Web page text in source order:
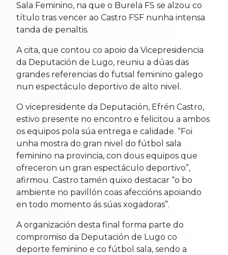
Sala Feminino, na que o Burela FS se alzou co
título tras vencer ao Castro FSF nunha intensa
tanda de penaltis.
A cita, que contou co apoio da Vicepresidencia
da Deputación de Lugo, reuniu a dúas das
grandes referencias do futsal feminino galego
nun espectáculo deportivo de alto nivel.
O vicepresidente da Deputación, Efrén Castro,
estivo presente no encontro e felicitou a ambos
os equipos pola súa entrega e calidade. “Foi
unha mostra do gran nivel do fútbol sala
feminino na provincia, con dous equipos que
ofreceron un gran espectáculo deportivo”,
afirmou. Castro tamén quixo destacar “o bo
ambiente no pavillón coas afeccións apoiando
en todo momento ás súas xogadoras”.
A organización desta final forma parte do
compromiso da Deputación de Lugo co
deporte feminino e co fútbol sala, sendo a